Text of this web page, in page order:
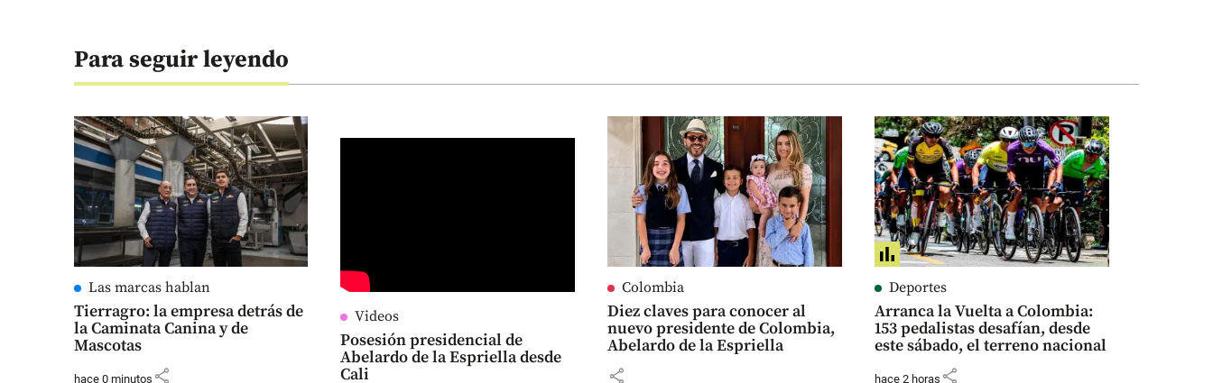
Para seguir leyendo
Las marcas hablan
Tierragro: la empresa detrás de
la Caminata Canina y de
Mascotas
hace 0 minutos share
Videos
Posesión presidencial de
Abelardo de la Espriella desde
Cali
Colombia
Diez claves para conocer al
nuevo presidente de Colombia,
Abelardo de la Espriella
share
Deportes
Arranca la Vuelta a Colombia:
153 pedalistas desafían, desde
este sábado, el terreno nacional
hace 2 horas share